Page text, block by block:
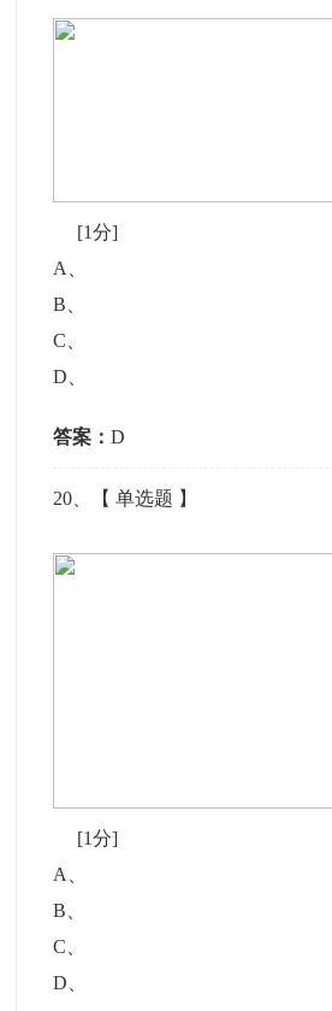
[1分]
A
B
C
D
答案：D
20 、【单选题 】
[1分]
A
B
C
D